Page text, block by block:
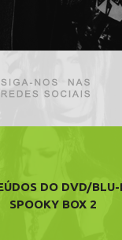
DO DVD/BLU-
SPOOKY BOX 2